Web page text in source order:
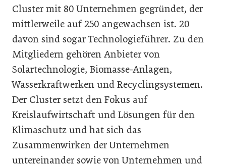
Cluster mit 80 Unternehmen gegründet, der
mittlerweile auf 250 angewachsen ist. 20
davon sind sogar Technologieführer. Zu den
Mitgliedern gehören Anbieter von
Solartechnologie, Biomasse-Anlagen,
Wasserkraftwerken und Recyclingsystemen.
Der Cluster setzt den Fokus auf
Kreislaufwirtschaft und Lösungen für den
Klimaschutz und hat sich das
Zusammenwirken der Unternehmen
untereinander sowie von Unternehmen und